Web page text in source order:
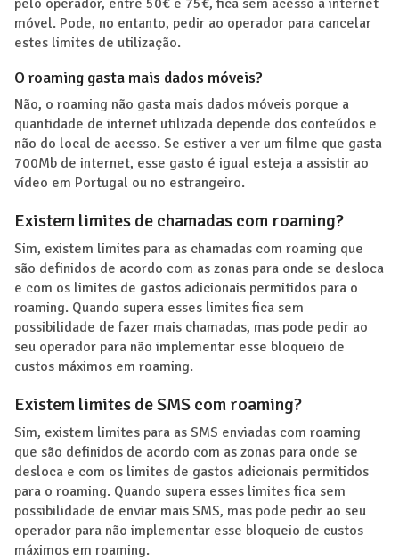
móvel. Pode, no entanto, pedir ao operador para cancelar
estes limites de utilização.
O roaming gasta mais dados móveis?
Não, o roaming não gasta mais dados móveis porque a
quantidade de internet utilizada depende dos conteúdos e
não do local de acesso. Se estiver a ver um filme que gasta
700Mb de internet, esse gasto é igual esteja a assistir ao
vídeo em Portugal ou no estrangeiro.
Existem limites de chamadas com roaming?
Sim, existem limites para as chamadas com roaming que
são definidos de acordo com as zonas para onde se desloca
e com os limites de gastos adicionais permitidos para o
roaming. Quando supera esses limites fica sem
possibilidade de fazer mais chamadas, mas pode pedir ao
seu operador para não implementar esse bloqueio de
custos máximos em roaming.
Existem limites de SMS com roaming?
Sim, existem limites para as SMS enviadas com roaming
que são definidos de acordo com as zonas para onde se
desloca e com os limites de gastos adicionais permitidos
para o roaming. Quando supera esses limites fica sem
possibilidade de enviar mais SMS, mas pode pedir ao seu
operador para não implementar esse bloqueio de custos
máximos em roaming.